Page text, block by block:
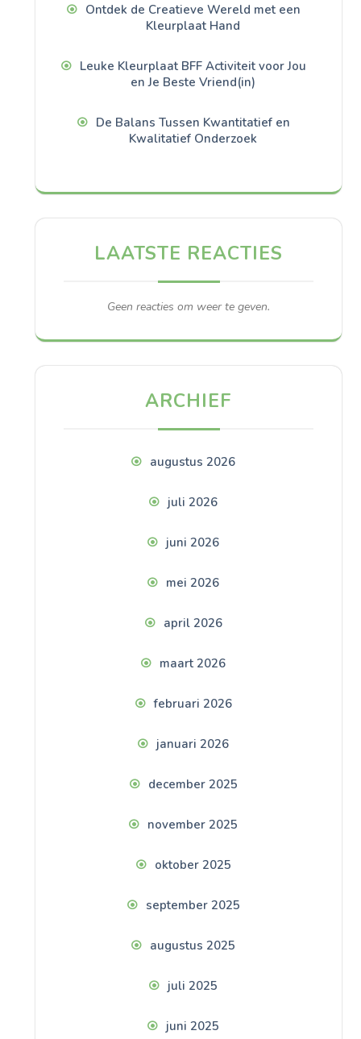
Ontdek de Creatieve Wereld met een
Kleurplaat Hand
Leuke Kleurplaat BFF Activiteit voor Jou
en Je Beste Vriend(in)
De Balans Tussen Kwantitatief en
Kwalitatief Onderzoek
LAATSTE REACTIES
Geen reacties om weer te geven.
ARCHIEF
augustus 2026
juli 2026
juni 2026
mei 2026
april 2026
maart 2026
februari 2026
januari 2026
december 2025
november 2025
oktober 2025
september 2025
augustus 2025
juli 2025
juni 2025